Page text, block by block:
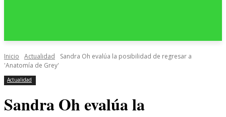
Inicio Actualidad
Sandra Oh evalúa la posibilidad de regresar a
'Anatomía de Grey'
Actualidad
Sandra Oh evalúa la